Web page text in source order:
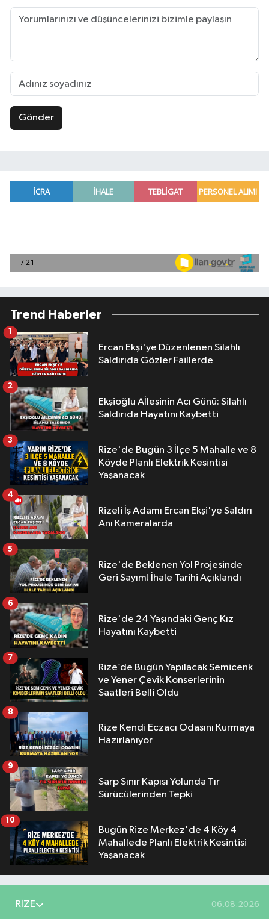
Gönder
Trend Haberler
Ercan Ekşi'ye Düzenlenen Silahlı
Saldırıda Gözler Faillerde
1
Ekşioğlu Aİlesinin Acı Günü: Silahlı
Saldırıda Hayatını Kaybetti
2
Rize'de Bugün 3 İlçe 5 Mahalle ve 8
Köyde Planlı Elektrik Kesintisi
Yaşanacak
3
Rizeli İş Adamı Ercan Ekşi'ye Saldırı
Anı Kameralarda
4
Rize'de Beklenen Yol Projesinde
Geri Sayım! İhale Tarihi Açıklandı
5
Rize'de 24 Yaşındaki Genç Kız
Hayatını Kaybetti
6
Rize’de Bugün Yapılacak Semicenk
ve Yener Çevik Konserlerinin
Saatleri Belli Oldu
7
Rize Kendi Eczacı Odasını Kurmaya
Hazırlanıyor
8
Sarp Sınır Kapısı Yolunda Tır
Sürücülerinden Tepki
9
Bugün Rize Merkez'de 4 Köy 4
Mahallede Planlı Elektrik Kesintisi
Yaşanacak
10
RİZE 06.08.2026